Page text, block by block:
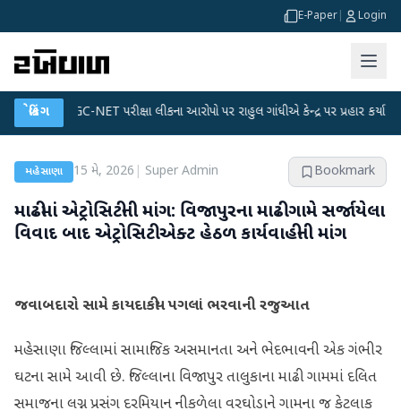
E-Paper Login
બ્રેકિંગ
UGC-NET પરીક્ષા લીકના આરોપો પર રાહુલ ગાંધીએ કેન્દ્ર પર પ્રહાર કર્યા ●
મહેસાણા 15 મે, 2026 Super Admin Bookmark
માઢીમાં એટ્રોસિટીની માંગ: વિજાપુરના માઢી ગામે સર્જાયેલા
વિવાદ બાદ એટ્રોસિટી એક્ટ હેઠળ કાર્યવાહીની માંગ
જવાબદારો સામે કાયદાકીય પગલાં ભરવાની રજુઆત
મહેસાણા જિલ્લામાં સામાજિક અસમાનતા અને ભેદભાવની એક ગંભીર
ઘટના સામે આવી છે. જિલ્લાના વિજાપુર તાલુકાના માઢી ગામમાં દલિત
સમાજના લગ્ન પ્રસંગ દરમિયાન નીકળેલા વરઘોડાને ગામના જ કેટલાક